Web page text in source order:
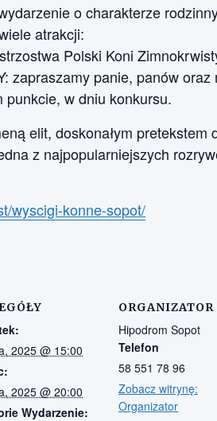
o charakterze
atrakcji:
Polski Koni
zapraszamy panie, panów
w dniu konkursu.
elit, doskonałym
z najpopularniejszych
wyscigi-konne-sopot/
2025 @ 15:00
2025 @ 20:00
Wydarzenie:
ORGANIZATOR
Hipodrom Sopot
Telefon
58 551 78 96
Zobacz witrynę:
Organizator